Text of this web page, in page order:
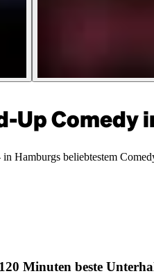
Up Comedy
Hamburgs beliebtestem
Minuten beste